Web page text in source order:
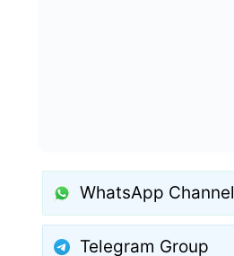
WhatsApp Channel
Telegram Group